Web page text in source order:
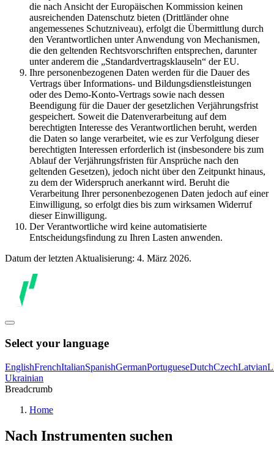
die nach Ansicht der Europäischen Kommission keinen
ausreichenden Datenschutz bieten (Drittländer ohne
angemessenes Schutzniveau), erfolgt die Übermittlung durch
den Verantwortlichen unter Anwendung von Mechanismen,
die den geltenden Rechtsvorschriften entsprechen, darunter
unter anderem die „Standardvertragsklauseln“ der EU.
Ihre personenbezogenen Daten werden für die Dauer des
Vertrags über Informations- und Bildungsdienstleistungen
oder des Demo-Konto-Vertrags sowie nach dessen
Beendigung für die Dauer der gesetzlichen Verjährungsfrist
gespeichert. Soweit die Datenverarbeitung auf dem
berechtigten Interesse des Verantwortlichen beruht, werden
die Daten so lange verarbeitet, wie es zur Verfolgung dieser
berechtigten Interessen erforderlich ist (insbesondere bis zum
Ablauf der Verjährungsfristen für Ansprüche nach den
geltenden Gesetzen), jedoch nicht über den Zeitpunkt hinaus,
zu dem der Widerspruch anerkannt wird. Beruht die
Verarbeitung Ihrer personenbezogenen Daten jedoch auf einer
Einwilligung, so erfolgt dies bis zum wirksamen Widerruf
dieser Einwilligung.
Der Verantwortliche wird keine automatisierte
Entscheidungsfindung zu Ihren Lasten anwenden.
Datum der letzten Aktualisierung: 4. März 2026.
Select your language
EnglishFrenchItalianSpanishGermanPortugueseDutchCzechLatvian
Ukrainian
Breadcrumb
Home
Nach Instrumenten suchen